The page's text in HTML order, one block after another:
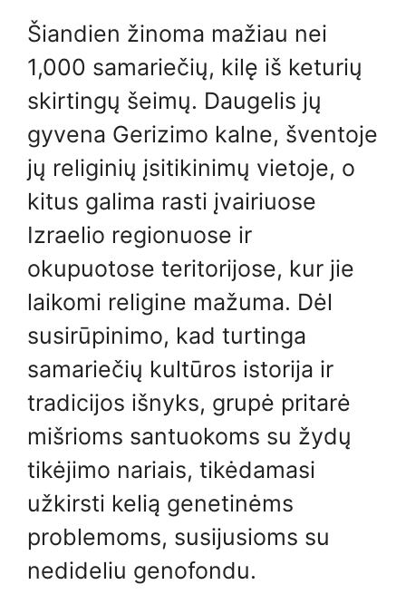
Šiandien žinoma mažiau nei
1,000 samariečių, kilę iš keturių
skirtingų šeimų. Daugelis jų
gyvena Gerizimo kalne, šventoje
jų religinių įsitikinimų vietoje, o
kitus galima rasti įvairiuose
Izraelio regionuose ir
okupuotose teritorijose, kur jie
laikomi religine mažuma. Dėl
susirūpinimo, kad turtinga
samariečių kultūros istorija ir
tradicijos išnyks, grupė pritarė
mišrioms santuokoms su žydų
tikėjimo nariais, tikėdamasi
užkirsti kelią genetinėms
problemoms, susijusioms su
nedideliu genofondu.